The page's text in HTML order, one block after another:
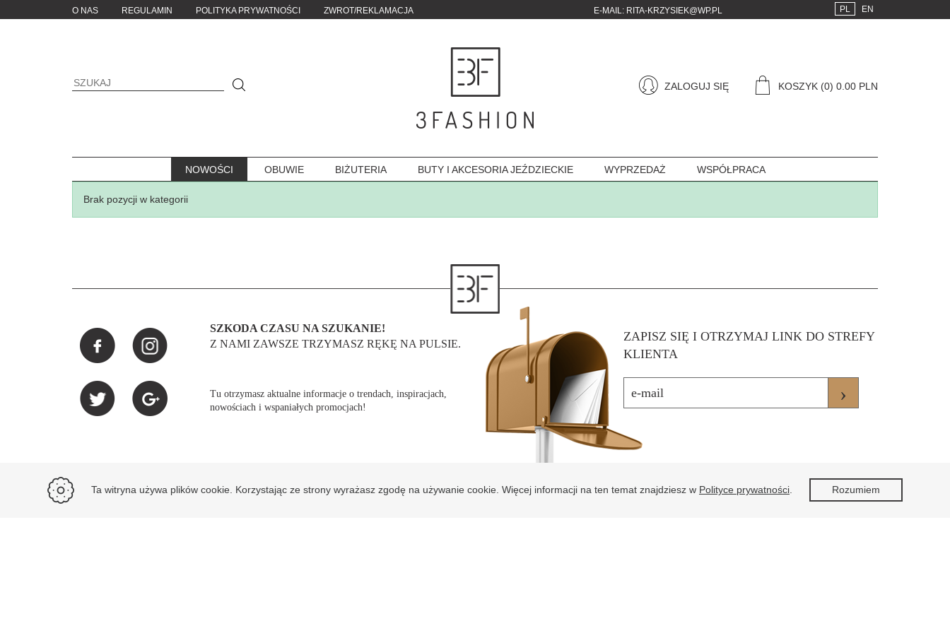
O NAS REGULAMIN POLITYKA PRYWATNOŚCI ZWROT/REKLAMACJA E-MAIL: RITA-KRZYSIEK@WP.PL PL EN
ZALOGUJ SIĘ KOSZYK (0) 0.00 PLN
NOWOŚCI OBUWIE BIŻUTERIA BUTY I AKCESORIA JEŹDZIECKIE WYPRZEDAŻ WSPÓŁPRACA
Brak pozycji w kategorii
SZKODA CZASU NA SZUKANIE!
Z NAMI ZAWSZE TRZYMASZ RĘKĘ NA PULSIE.
Tu otrzymasz aktualne informacje o trendach, inspiracjach,
nowościach i wspaniałych promocjach!
ZAPISZ SIĘ I OTRZYMAJ LINK DO STREFY
KLIENTA
›
Ta witryna używa plików cookie. Korzystając ze strony wyrażasz zgodę na używanie cookie. Więcej informacji na ten temat znajdziesz w Polityce prywatności Rozumiem